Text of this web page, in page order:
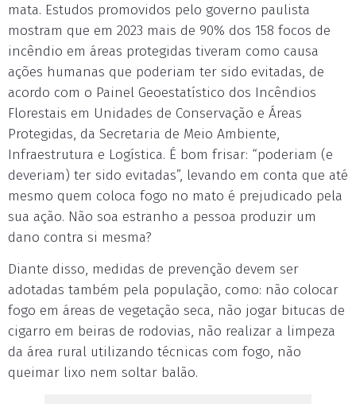
mata. Estudos promovidos pelo governo paulista
mostram que em 2023 mais de 90% dos 158 focos de
incêndio em áreas protegidas tiveram como causa
ações humanas que poderiam ter sido evitadas, de
acordo com o Painel Geoestatístico dos Incêndios
Florestais em Unidades de Conservação e Áreas
Protegidas, da Secretaria de Meio Ambiente,
Infraestrutura e Logística. É bom frisar: “poderiam (e
deveriam) ter sido evitadas”, levando em conta que até
mesmo quem coloca fogo no mato é prejudicado pela
sua ação. Não soa estranho a pessoa produzir um
dano contra si mesma?
Diante disso, medidas de prevenção devem ser
adotadas também pela população, como: não colocar
fogo em áreas de vegetação seca, não jogar bitucas de
cigarro em beiras de rodovias, não realizar a limpeza
da área rural utilizando técnicas com fogo, não
queimar lixo nem soltar balão.